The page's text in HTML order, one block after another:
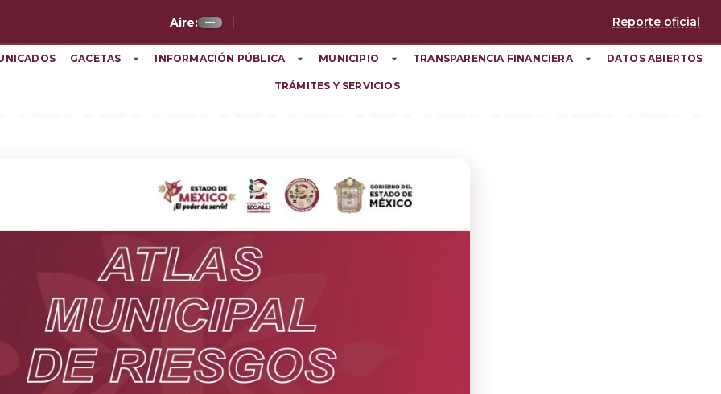
Aire: — Reporte oficial
GACETAS INFORMACIÓN PÚBLICA MUNICIPIO TRANSPARENCIA FINANCIERA DATOS ABIERTOS
TRÁMITES Y SERVICIOS